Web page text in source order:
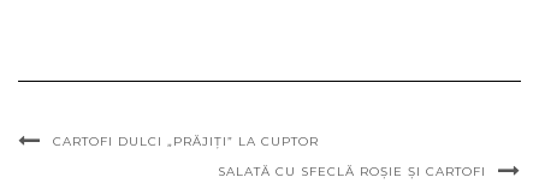
CARTOFI DULCI „PRĂJIȚI” LA CUPTOR
SALATĂ CU SFECLĂ ROŞIE ŞI CARTOFI